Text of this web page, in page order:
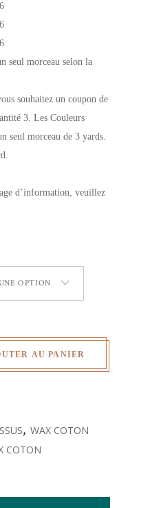
seul morceau selon la
souhaitez un coupon de
3. Les Couleurs
seul morceau de 3 yards.
d’information, veuillez
OPTION
AU PANIER
,WAX COTON
COTON